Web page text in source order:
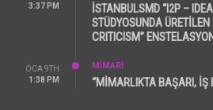
3:37 PM
İSTANBULSMD “I2P –
STÜDYOSUNDA
CRITICISM”
OCA 9TH
1:38 PM
MİMARİ
“MİMARLIKTA BAŞARI, İŞ